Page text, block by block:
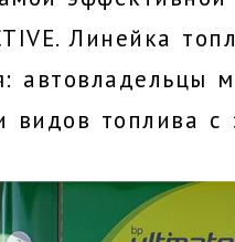
Линейка
автовладельцы
видов топлива с